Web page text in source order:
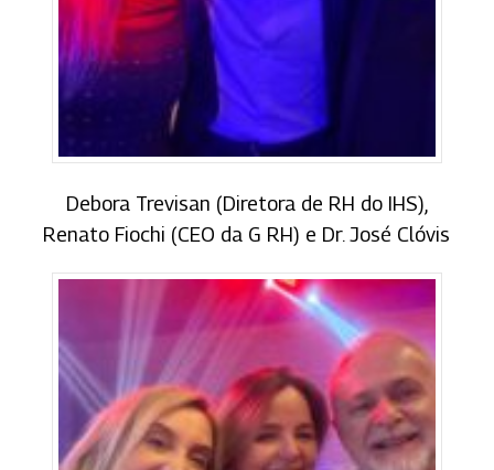
Debora Trevisan (Diretora de RH do IHS),
Renato Fiochi (CEO da G RH) e Dr. José Clóvis